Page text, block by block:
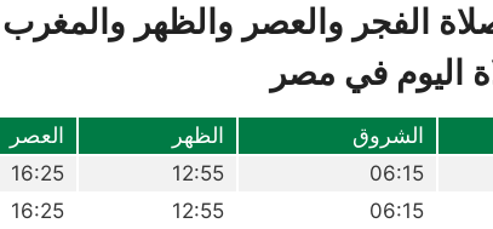
الفجر والعصر والظهر
اليوم في مصر
الشروق الظهر العصر
06:15
12:55
16:25
06:15
12:55
16:25